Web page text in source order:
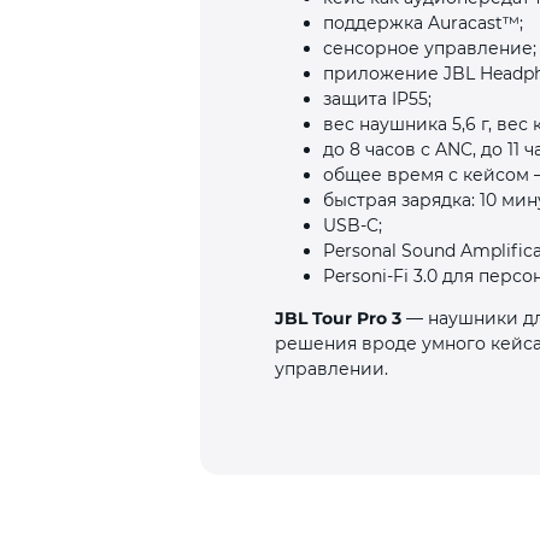
поддержка Auracast™;
сенсорное управление;
приложение JBL
защита IP55;
вес наушника 5,6 г, вес
до 8 часов с ANC, до 11
общее время с кейсом
быстрая зарядка: 10
USB‑C;
Personal Sound
Personi‑Fi 3.0 для
JBL Tour Pro 3— наушники
решения вроде умного
управлении.